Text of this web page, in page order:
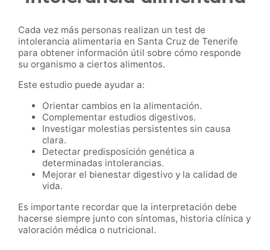
Cada vez más personas realizan un test de
intolerancia alimentaria en Santa Cruz de Tenerife
para obtener información útil sobre cómo responde
su organismo a ciertos alimentos.
Este estudio puede ayudar a:
Orientar cambios en la alimentación.
Complementar estudios digestivos.
Investigar molestias persistentes sin causa
clara.
Detectar predisposición genética a
determinadas intolerancias.
Mejorar el bienestar digestivo y la calidad de
vida.
Es importante recordar que la interpretación debe
hacerse siempre junto con síntomas, historia clínica y
valoración médica o nutricional.